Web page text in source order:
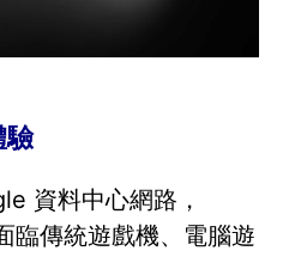
驗
資料中心網路，
臨傳統遊戲機、電腦遊